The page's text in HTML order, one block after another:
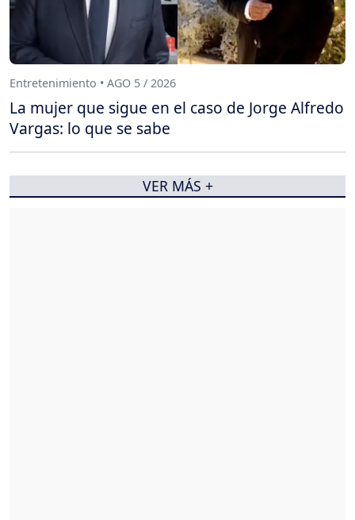
Entretenimiento • AGO 5 / 2026
La mujer que sigue en el caso de Jorge Alfredo
Vargas: lo que se sabe
VER MÁS +